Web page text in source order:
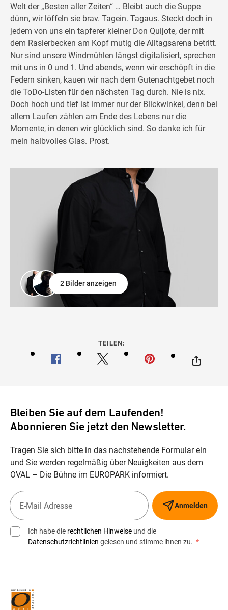
Welt der „Besten aller Zeiten“ … Bleibt auch die Suppe
dünn, wir löffeln sie brav. Tagein. Tagaus. Steckt doch in
jedem von uns ein tapferer kleiner Don Quijote, der mit
dem Rasierbecken am Kopf mutig die Alltagsarena betritt.
Nur sind unsere Windmühlen längst digitalisiert, sprechen
mit uns in 0 und 1. Und abends, wenn wir erschöpft in die
Federn sinken, kauen wir nach dem Gutenachtgebet noch
die ToDo-Listen für den nächsten Tag durch. Nie is nix.
Doch hoch und tief ist immer nur der Blickwinkel, denn bei
allem Laufen zählen am Ende des Lebens nur die
Momente, in denen wir glücklich sind. So danke ich für
mein halbvolles Glas. Prost.
2 Bilder anzeigen
TEILEN:
Bleiben Sie auf dem Laufenden!
Abonnieren Sie jetzt den Newsletter.
Tragen Sie sich bitte in das nachstehende Formular ein
und Sie werden regelmäßig über Neuigkeiten aus dem
OVAL – Die Bühne im EUROPARK informiert.
Anmelden
Ich habe die rechtlichen Hinweise und die
Datenschutzrichtlinien gelesen und stimme ihnen zu. *